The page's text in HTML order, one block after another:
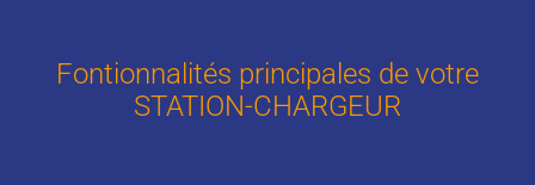
Fontionnalités principales de votre
STATION-CHARGEUR